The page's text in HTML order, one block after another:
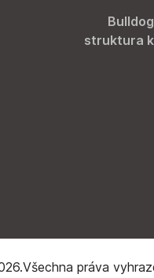
struktura
Všechna práva